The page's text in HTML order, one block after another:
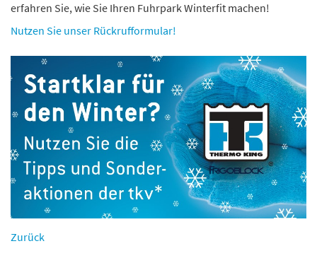
erfahren Sie, wie Sie Ihren Fuhrpark Winterfit machen!
Nutzen Sie unser Rückrufformular!
Zurück